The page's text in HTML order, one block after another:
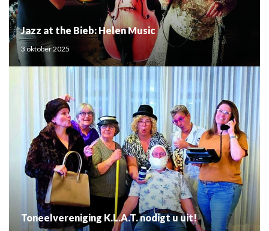
Jazz at the Bieb: Helen Music
3 oktober 2025
Toneelvereniging K.L.A.T. nodigt u uit!